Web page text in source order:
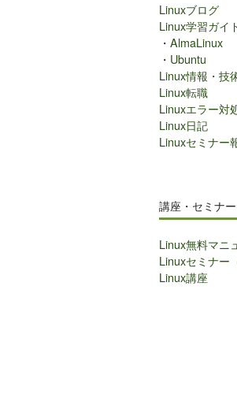
Linuxブログ
Linux学習ガイ
・ AlmaLinux
・ Ubuntu
Linux情報・技
Linux転職
Linuxエラー対
Linux日記
Linuxセミナー
講座・セミナー
Linux無料マニ
Linuxセミナー
Linux講座